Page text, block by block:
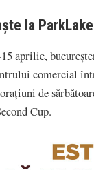
la ParkLake
aprilie,
comercial
de
Cup.